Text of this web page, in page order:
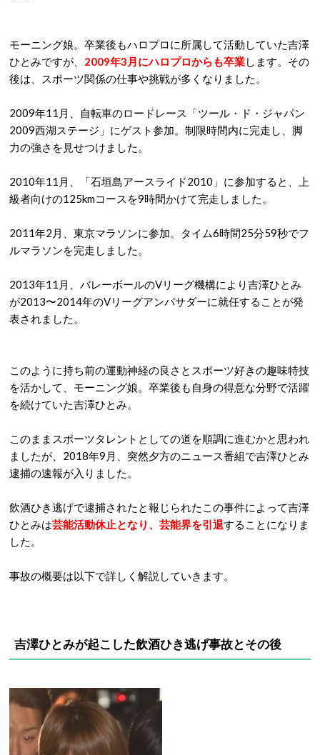
モーニング娘。卒業後もハロプロに所属して活動していた吉澤
ひとみですが、 2009年3月にハロプロからも卒業します。その
後は、スポーツ関係の仕事や挑戦が多くなりました。
2009年11月、自転車のロードレース「ツール・ド・ジャパン
2009西湖ステージ」にゲスト参加。制限時間内に完走し、脚
力の強さを見せつけました。
2010年11月、「石垣島アースライド2010」に参加すると、上
級者向けの125kmコースを9時間かけて完走しました。
2011年2月、東京マラソンに参加。タイム6時間25分59秒でフ
ルマラソンを完走しました。
2013年11月、バレーボールのVリーグ機構により吉澤ひとみ
が2013〜2014年のVリーグアンバサダーに就任することが発
表されました。
このように持ち前の運動神経の良さとスポーツ好きの趣味特技
を活かして、モーニング娘。卒業後も自身の得意な分野で活躍
を続けていた吉澤ひとみ。
このままスポーツタレントとしての道を順調に進むかと思われ
ましたが、2018年9月、突然夕方のニュース番組で吉澤ひとみ
逮捕の速報が入りました。
飲酒ひき逃げで逮捕されたと報じられたこの事件によって吉澤
ひとみは芸能活動休止となり、芸能界を引退することになりま
した。
事故の概要は以下で詳しく解説していきます。
吉澤ひとみが起こした飲酒ひき逃げ事故とその後